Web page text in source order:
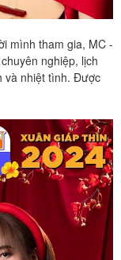
mình tham gia, MC -
nghiệp, lịch
và nhiệt tình. Được